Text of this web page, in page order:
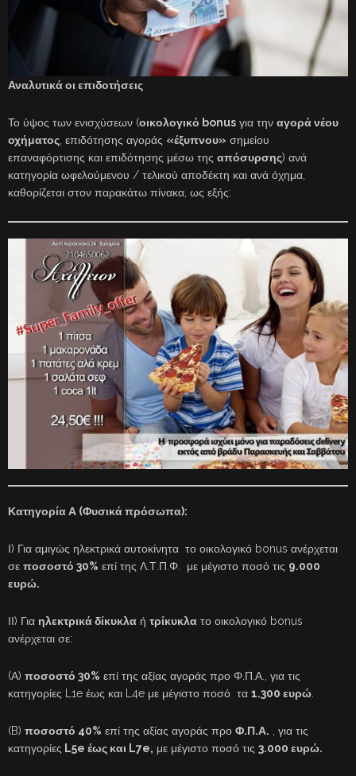
Αναλυτικά οι επιδοτήσεις
Το ύψος των ενισχύσεων (οικολογικό bonus για την αγορά νέου
οχήματος , επιδότησης αγοράς «έξυπνου» σημείου
επαναφόρτισης και επιδότησης μέσω της απόσυρσης) ανά
κατηγορία ωφελούμενου / τελικού αποδέκτη και ανά όχημα,
καθορίζεται στον παρακάτω πίνακα, ως εξής:
Κατηγορία Α (Φυσικά πρόσωπα):
Ι) Για αμιγώς ηλεκτρικά αυτοκίνητα το οικολογικό bonus ανέρχεται
σε ποσοστό 30% επί της Λ.Τ.Π.Φ. με μέγιστο ποσό τις 9.000
ευρώ.
ΙΙ) Για ηλεκτρικά δίκυκλα ή τρίκυκλα το οικολογικό bonus
ανέρχεται σε:
(Α) ποσοστό 30% επί της αξίας αγοράς προ Φ.Π.Α., για τις
κατηγορίες L1e έως και L4e με μέγιστο ποσό τα 1.300 ευρώ.
(B) ποσοστό 40% επί της αξίας αγοράς προ Φ.Π.Α. , για τις
κατηγορίες L5e έως και L7e, με μέγιστο ποσό τις 3.000 ευρώ.